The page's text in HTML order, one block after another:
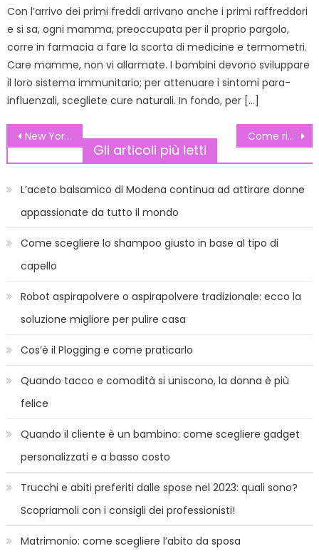
Con l’arrivo dei primi freddi arrivano anche i primi raffreddori
e si sa, ogni mamma, preoccupata per il proprio pargolo,
corre in farmacia a fare la scorta di medicine e termometri.
Care mamme, non vi allarmate. I bambini devono sviluppare
il loro sistema immunitario; per attenuare i sintomi para-
influenzali, scegliete cure naturali. In fondo, per […]
Navigazione
articoli
New Yorker – Collezione donna Autunno – Inverno 2011-12 Benetton Come riconoscere il periodo di fertilità?
Gli articoli più letti
L’aceto balsamico di Modena continua ad attirare donne
appassionate da tutto il mondo
Come scegliere lo shampoo giusto in base al tipo di
capello
Robot aspirapolvere o aspirapolvere tradizionale: ecco la
soluzione migliore per pulire casa
Cos’è il Plogging e come praticarlo
Quando tacco e comodità si uniscono, la donna è più
felice
Quando il cliente è un bambino: come scegliere gadget
personalizzati e a basso costo
Trucchi e abiti preferiti dalle spose nel 2023: quali sono?
Scopriamoli con i consigli dei professionisti!
Matrimonio: come scegliere l’abito da sposa